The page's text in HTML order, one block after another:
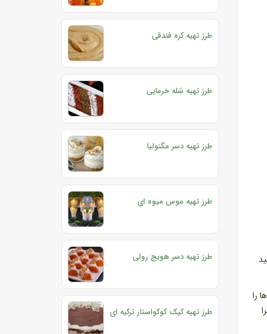
را
طرز تهیه کره فندقی
طرز تهیه شله خرمایی
طرز تهیه دسر مگنولیا
طرز تهیه موس میوه ای
طرز تهیه دسر هویج رولی
طرز تهیه کیک کوکواستار ترکیه ای